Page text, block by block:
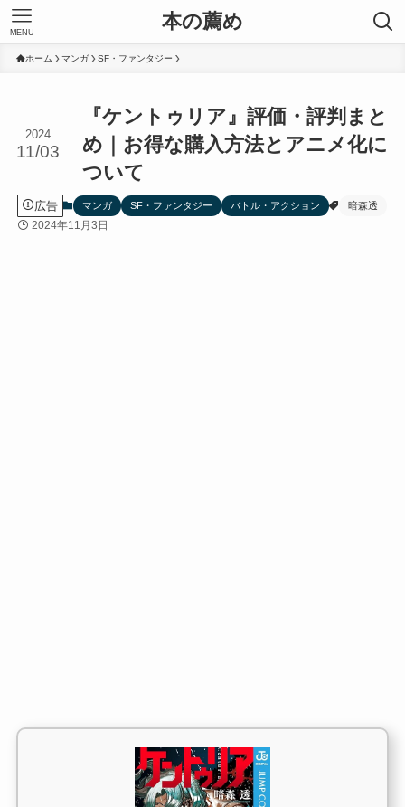
本の薦め
MENU
ホーム マンガ SF・ファンタジー
『ケントゥリア』評価・評判まと
め｜お得な購入方法とアニメ化に
ついて
2024
11/03
広告 マンガ SF・ファンタジー バトル・アクション 暗森透
2024年11月3日